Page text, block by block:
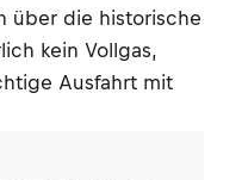
über die historische
kein Vollgas,
Ausfahrt mit